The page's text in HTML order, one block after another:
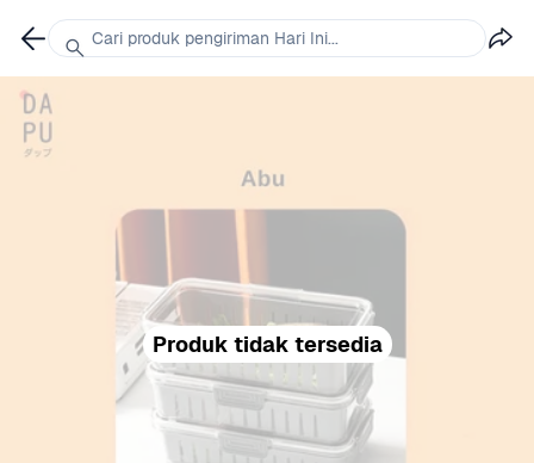
Produk tidak tersedia
Cari produk pengiriman Hari Ini...